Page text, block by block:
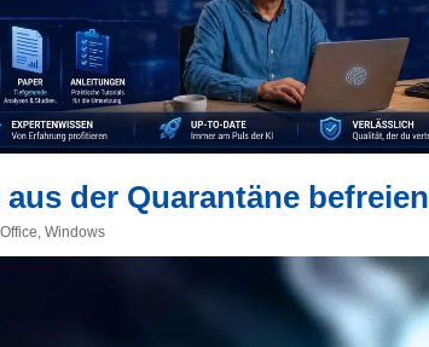
der Quarantäne befreien
Office, Windows